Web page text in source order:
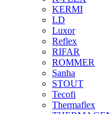
KERMI
LD
Luxor
Reflex
RIFAR
ROMMER
Sanha
STOUT
Tecofi
Thermaflex